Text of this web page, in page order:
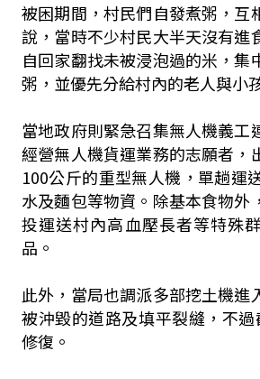
被困期間，村民們自發煮粥，互
說，當時不少村民大半天沒有進
自回家翻找未被浸泡過的米，集
粥，並優先分給村內的老人與小
當地政府則緊急召集無人機義工
經營無人機貨運業務的志願者，
100公斤的重型無人機，單趟運
水及麵包等物資。除基本食物外
投運送村內高血壓長者等特殊
品。
此外，當局也調派多部挖土機進
被沖毀的道路及填平裂縫，不
修復。